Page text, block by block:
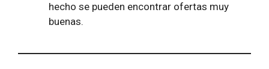
hecho se pueden encontrar ofertas muy
buenas.